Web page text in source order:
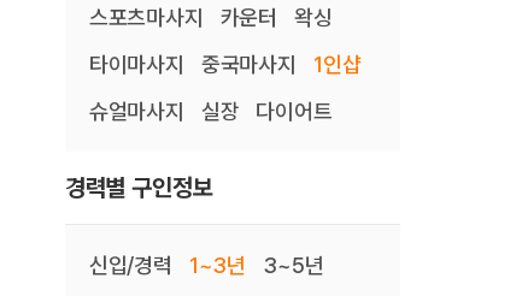
스포츠마사지
카운터
왁싱
타이마사지
중국마사지
1인샵
슈얼마사지
실장 다이어트
경력별 구인정보
신입/경력 1~3년
3~5년